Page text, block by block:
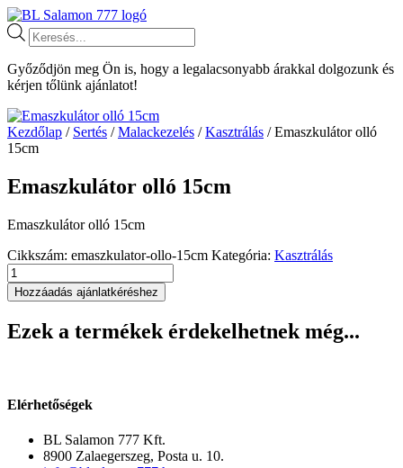
Ugrás
a
tartalomhoz
Products
search
Győződjön meg Ön is, hogy a legalacsonyabb árakkal dolgozunk és
kérjen tőlünk ajánlatot!
Kezdőlap / Sertés /Malackezelés /Kasztrálás / Emaszkulátor olló
15cm
Emaszkulátor olló 15cm
Emaszkulátor olló 15cm
Cikkszám: emaszkulator-ollo-15cm Kategória: Kasztrálás
Emaszkulátor
olló
15cm
Hozzáadás ajánlatkéréshez
Ezek a termékek érdekelhetnek még...
Elérhetőségek
BL Salamon 777 Kft.
8900 Zalaegerszeg, Posta u. 10.